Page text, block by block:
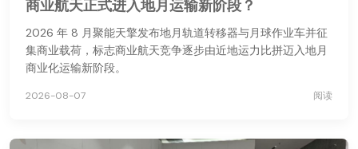
商业航天正式进入地月运输新阶段？
2026 年 8 月聚能天擎发布地月轨道转移器与月球作业车并征
集商业载荷，标志商业航天竞争逐步由近地运力比拼迈入地月
商业化运输新阶段。
2026-08-07 阅读